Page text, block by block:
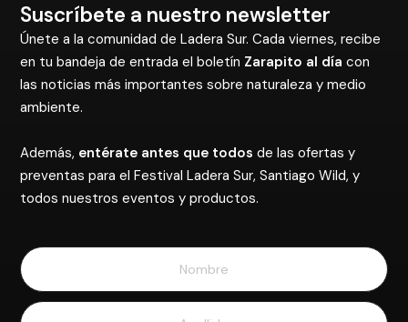
Suscríbete a nuestro newsletter
Únete a la comunidad de Ladera Sur. Cada viernes, recibe
en tu bandeja de entrada el boletín Zarapito al día con
las noticias más importantes sobre naturaleza y medio
ambiente.
Además, entérate antes que todos de las ofertas y
preventas para el Festival Ladera Sur, Santiago Wild, y
todos nuestros eventos y productos.